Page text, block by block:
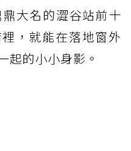
鼎大名的澀谷站前十
，就能在落地窗外
起的小小身影。